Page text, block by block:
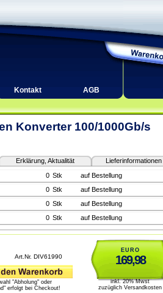
Kontakt AGB
Konverter 100/1000Gb/s
Erklärung, Aktualität
Lieferinformationen
0 Stk
auf Bestellung
0 Stk
auf Bestellung
0 Stk
auf Bestellung
0 Stk auf Bestellung
EURO
169,98
inkl. 20% Mwst
zuzüglich Versandkosten
Art.Nr. DIV61990
"Abholung" oder
erfolgt bei Checkout!